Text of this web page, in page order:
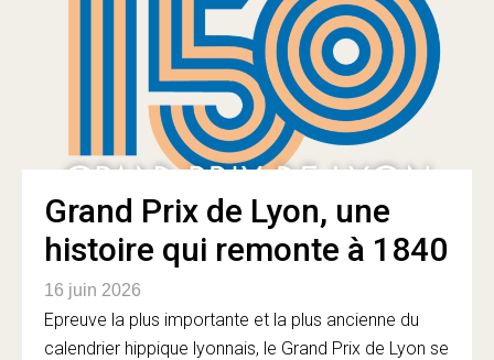
Grand Prix de Lyon, une
histoire qui remonte à 1840
16 juin 2026
Epreuve la plus importante et la plus ancienne du
calendrier hippique lyonnais, le Grand Prix de Lyon se